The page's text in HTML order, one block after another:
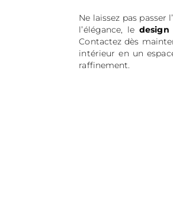
Ne laissez pas
l’élégance, ledesign
Contactez dès
intérieur en un
raffinement.